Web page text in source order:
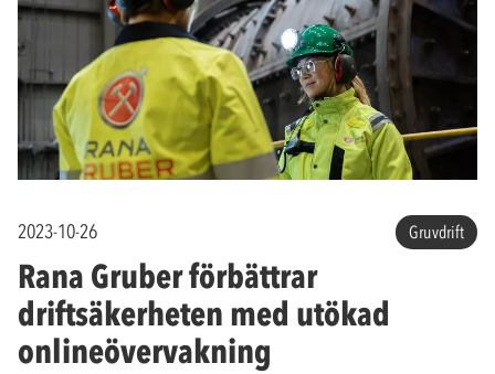
2023-10-26 Gruvdrift
Rana Gruber förbättrar
driftsäkerheten med utökad
onlineövervakning